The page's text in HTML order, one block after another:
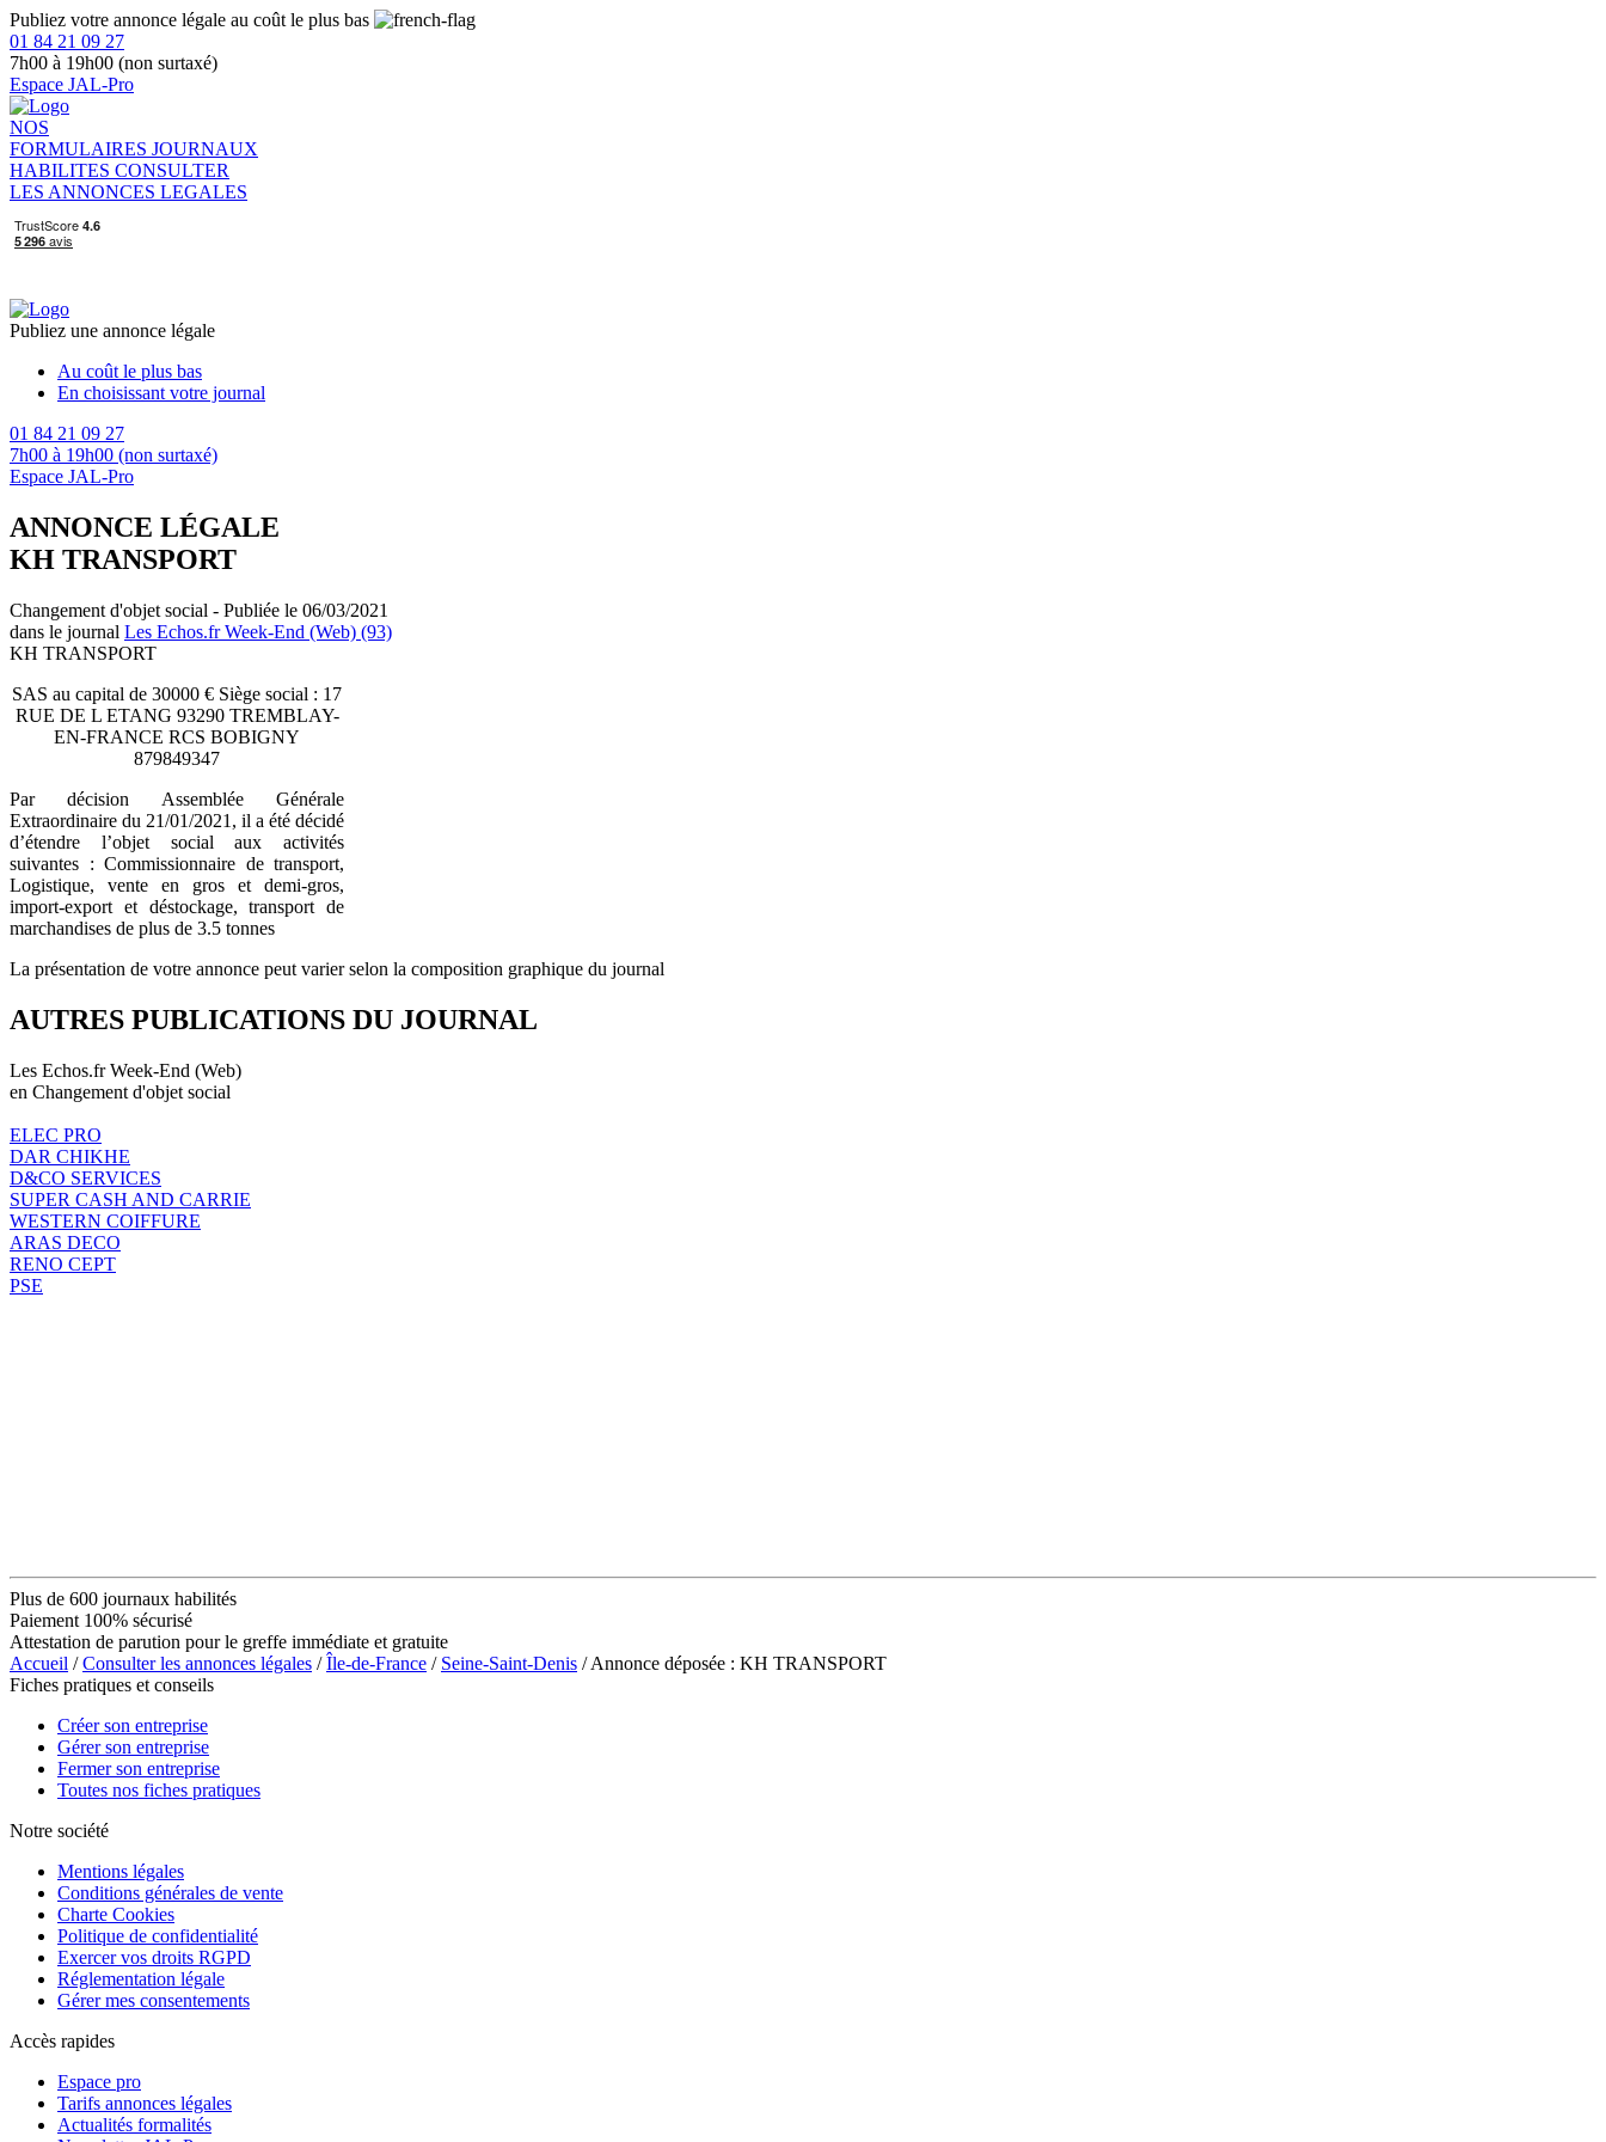
Publiez votre annonce légale au coût le plus bas
01 84 21 09 27
7h00 à 19h00 (non surtaxé)
Espace JAL-Pro
NOS
FORMULAIRES JOURNAUX
HABILITES CONSULTER
LES ANNONCES LEGALES
Publiez une annonce légale
Au coût le plus bas
En choisissant votre journal
01 84 21 09 27
7h00 à 19h00 (non surtaxé)
Espace JAL-Pro
ANNONCE LÉGALE
KH TRANSPORT
Changement d'objet social - Publiée le 06/03/2021
dans le journal Les Echos.fr Week-End (Web) (93)
KH TRANSPORT
SAS au capital de 30000 € Siège social : 17
RUE DE L ETANG 93290 TREMBLAY-
EN-FRANCE RCS BOBIGNY
879849347
Par décision Assemblée Générale
Extraordinaire du 21/01/2021, il a été décidé
d’étendre l’objet social aux activités
suivantes : Commissionnaire de transport,
Logistique, vente en gros et demi-gros,
import-export et déstockage, transport de
marchandises de plus de 3.5 tonnes
La présentation de votre annonce peut varier selon la composition graphique du journal
AUTRES PUBLICATIONS DU JOURNAL
Les Echos.fr Week-End (Web)
en Changement d'objet social
ELEC PRO
DAR CHIKHE
D&CO SERVICES
SUPER CASH AND CARRIE
WESTERN COIFFURE
ARAS DECO
RENO CEPT
PSE
Plus de 600 journaux habilités
Paiement 100% sécurisé
Attestation de parution pour le greffe immédiate et gratuite
Accueil /Consulter les annonces légales /Île-de-France / Seine-Saint-Denis / Annonce déposée : KH TRANSPORT
Fiches pratiques et conseils
Créer son entreprise
Gérer son entreprise
Fermer son entreprise
Toutes nos fiches pratiques
Notre société
Mentions légales
Conditions générales de vente
Charte Cookies
Politique de confidentialité
Exercer vos droits RGPD
Réglementation légale
Gérer mes consentements
Accès rapides
Espace pro
Tarifs annonces légales
Actualités formalités